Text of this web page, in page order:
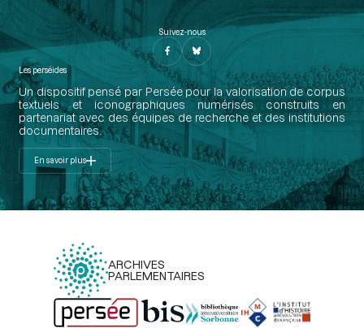
Suivez-nous
Les perséides
Un dispositif pensé par Persée pour la valorisation de corpus
textuels et iconographiques numérisés construits en
partenariat avec des équipes de recherche et des institutions
documentaires.
En savoir plus
ARCHIVES
PARLEMENTAIRES